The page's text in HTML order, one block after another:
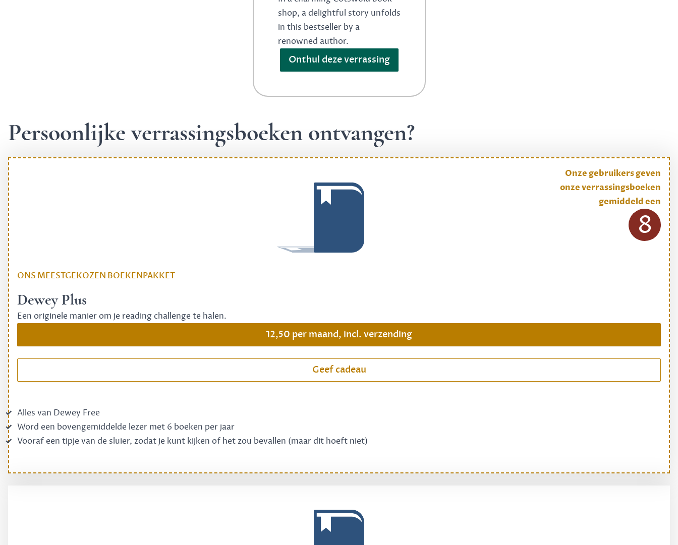
shop, a delightful story unfolds
in this bestseller by a
renowned author.
Onthul deze verrassing
Persoonlijke verrassingsboeken ontvangen?
ONS MEESTGEKOZEN BOEKENPAKKET
Dewey Plus
Een originele manier om je reading challenge te halen.
12,50 per maand, incl. verzending
Geef cadeau
Alles van Dewey Free
Word een bovengemiddelde lezer met 6 boeken per jaar
Vooraf een tipje van de sluier, zodat je kunt kijken of het zou bevallen (maar dit hoeft niet)
Onze gebruikers geven
onze verrassingsboeken
gemiddeld een
8